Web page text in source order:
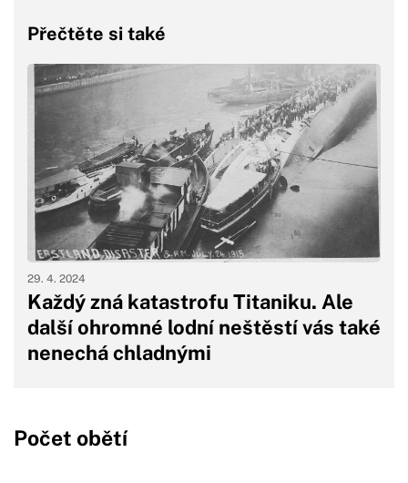
Přečtěte si také
Každý zná katastrofu Titaniku. Ale
další ohromné lodní neštěstí vás také
nenechá chladnými
29. 4. 2024
Počet obětí